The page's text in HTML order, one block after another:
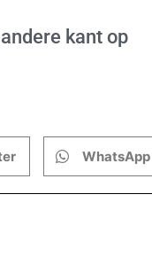
kant op
WhatsApp